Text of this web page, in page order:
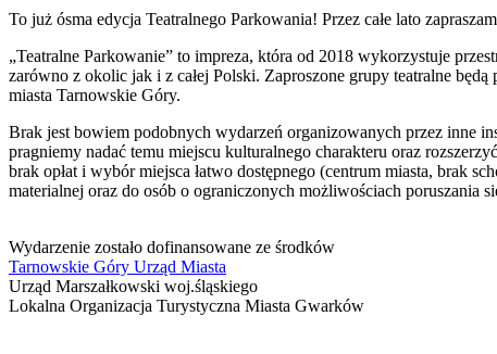
To już ósma edycja Teatralnego Parkowania! Przez całe lato
„Teatralne Parkowanie” to impreza, która od 2018 wykorzystuje
zarówno z okolic jak i z całej Polski. Zaproszone grupy teatralne
miasta Tarnowskie Góry.
Brak jest bowiem podobnych wydarzeń organizowanych przez inne
pragniemy nadać temu miejscu kulturalnego charakteru oraz
brak opłat i wybór miejsca łatwo dostępnego (centrum miasta, brak
materialnej oraz do osób o ograniczonych możliwościach poruszania
Wydarzenie zostało dofinansowane ze środków
Tarnowskie Góry Urząd Miasta
Urząd Marszałkowski woj.śląskiego
Lokalna Organizacja Turystyczna Miasta Gwarków